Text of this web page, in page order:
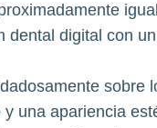
digital con
sobre
una apariencia